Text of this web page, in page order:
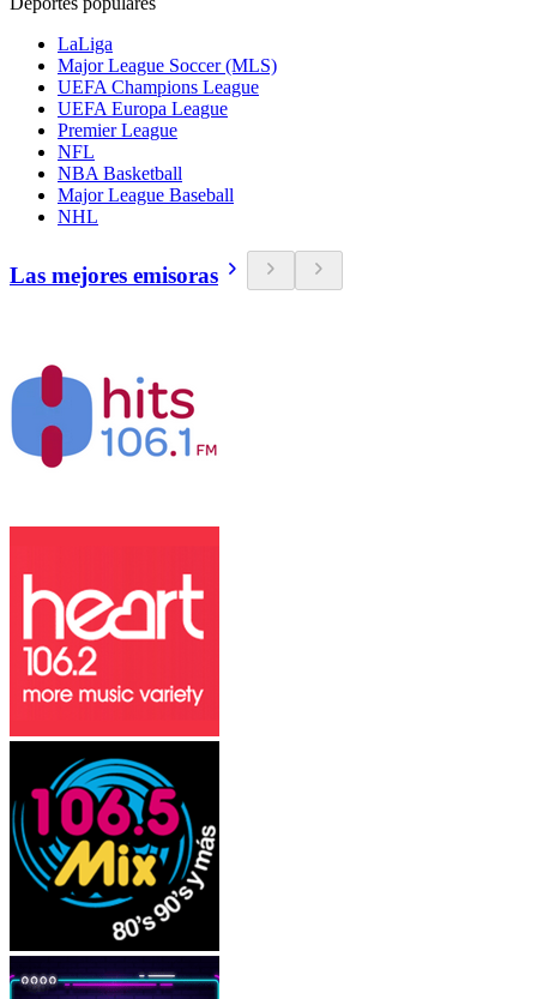
LaLiga
Major League Soccer (MLS)
UEFA Champions League
UEFA Europa League
Premier League
NFL
NBA Basketball
Major League Baseball
NHL
Las mejores emisoras